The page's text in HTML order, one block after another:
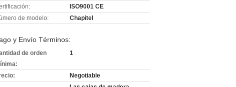
ISO9001 CE
de modelo:
Chapitel
y Envío Términos:
de orden
1
Negotiable